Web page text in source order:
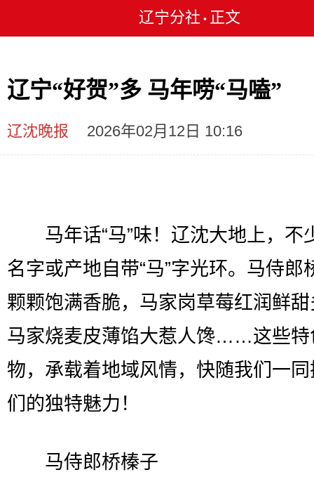
辽宁分社 • 正文
辽宁“好贺”多 马年唠“马嗑”
辽沈晚报 2026年02月12日 10:16
马年话“马”味！辽沈大地上，不
名字或产地自带“马”字光环。马侍郎
颗颗饱满香脆，马家岗草莓红润鲜
马家烧麦皮薄馅大惹人馋……这些特
物，承载着地域风情，快随我们一
们的独特魅力！
马侍郎桥榛子